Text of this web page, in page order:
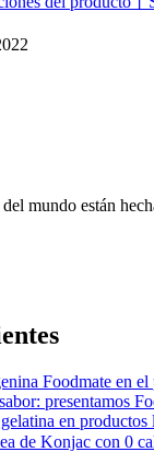
mundo están
Foodmate en
presentamos
en productos
de Konjac con 0